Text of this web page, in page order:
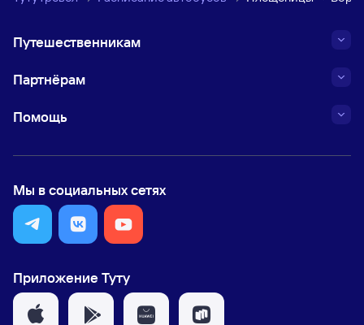
Путешественникам
Партнёрам
Помощь
Мы в социальных сетях
Приложение Туту